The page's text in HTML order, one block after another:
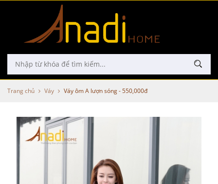
Trang chủ Váy Váy ôm A lượn sóng - 550,000đ